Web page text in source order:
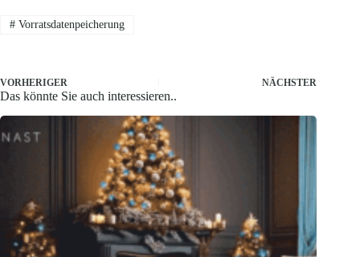
#Vorratsdatenpeicherung
VORHERIGER NÄCHSTER
Das könnte Sie auch interessieren..